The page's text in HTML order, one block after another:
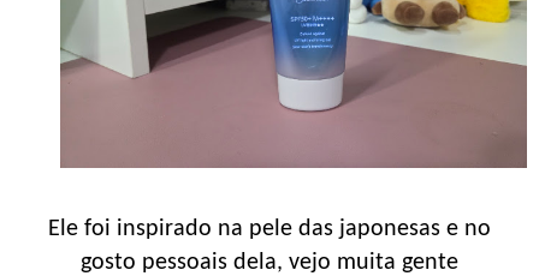
Ele foi inspirado na pele das japonesas e no
gosto pessoais dela, vejo muita gente